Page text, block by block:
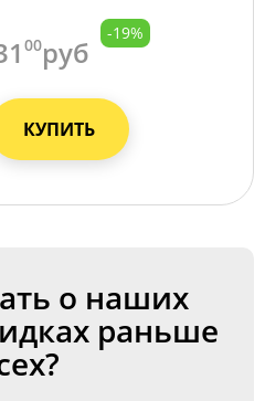
00руб
-19%
КУПИТЬ
о наших
раньше